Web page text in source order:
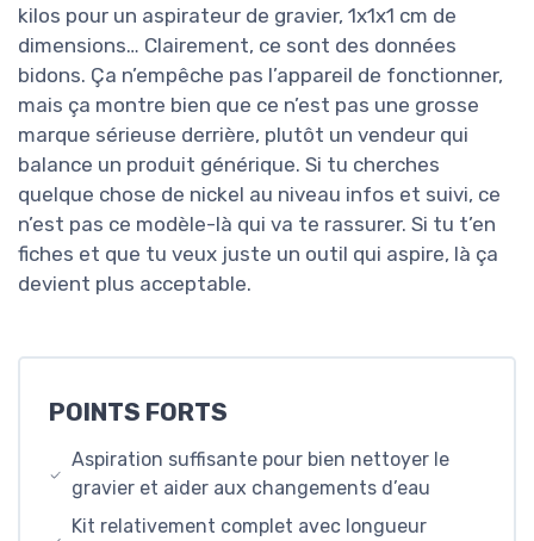
kilos pour un aspirateur de gravier, 1x1x1 cm de
dimensions… Clairement, ce sont des données
bidons. Ça n’empêche pas l’appareil de fonctionner,
mais ça montre bien que ce n’est pas une grosse
marque sérieuse derrière, plutôt un vendeur qui
balance un produit générique. Si tu cherches
quelque chose de nickel au niveau infos et suivi, ce
n’est pas ce modèle-là qui va te rassurer. Si tu t’en
fiches et que tu veux juste un outil qui aspire, là ça
devient plus acceptable.
POINTS FORTS
Aspiration suffisante pour bien nettoyer le
gravier et aider aux changements d’eau
Kit relativement complet avec longueur